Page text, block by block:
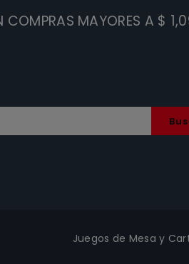
COMPRAS MAYORES A $
Juegos de Mesa y